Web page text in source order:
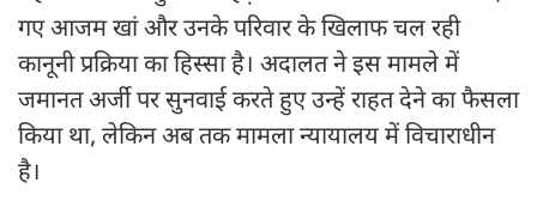
गए आजम खां और उनके परिवार के खिलाफ चल रही
कानूनी प्रक्रिया का हिस्सा है। अदालत ने इस मामले में
जमानत अर्जी पर सुनवाई करते हुए उन्हें राहत देने का फैसला
किया था, लेकिन अब तक मामला न्यायालय में विचाराधीन
है।